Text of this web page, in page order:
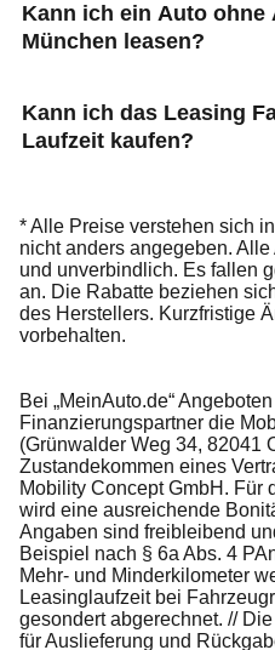
Kann ich ein Auto ohne
München leasen?
Kann ich das Leasing
Laufzeit kaufen?
* Alle Preise verstehen sich
nicht anders angegeben.
und unverbindlich. Es fallen
an. Die Rabatte beziehen
des Herstellers. Kurzfristige
vorbehalten.
Bei „MeinAuto.de“
Finanzierungspartner die
(Grünwalder Weg 34, 82041
Zustandekommen eines
Mobility Concept GmbH. Für
wird eine ausreichende
Angaben sind freibleibend
Beispiel nach § 6a Abs. 4
Mehr- und Minderkilometer
Leasinglaufzeit bei
gesondert abgerechnet. //
für Auslieferung und